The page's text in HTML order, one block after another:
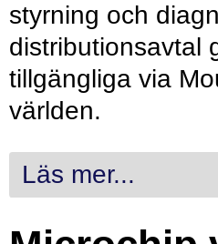
styrning och
distributionsavtal
tillgängliga via
världen.
Läs mer...